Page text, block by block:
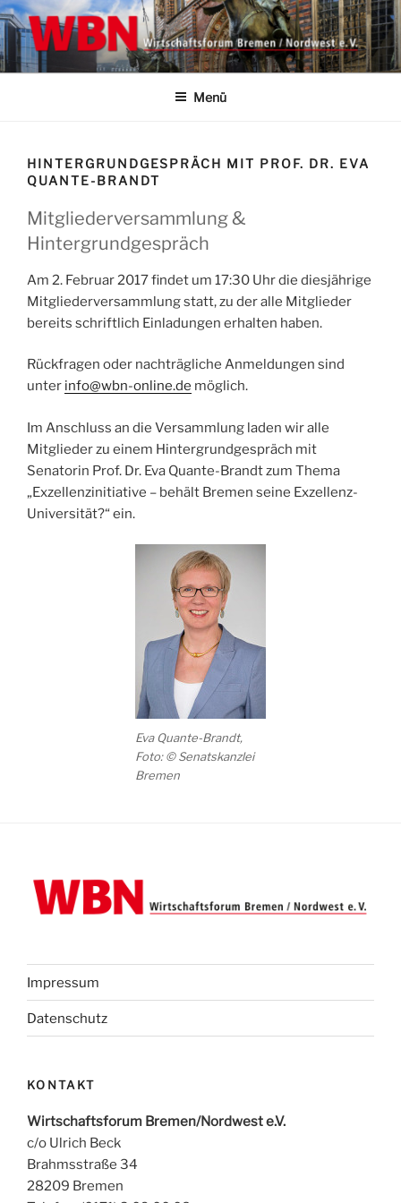
Zum
Inhalt
springen
WBN | WIRTSCHAFTSFORUM
BREMEN NORDWEST E.V.
Wirtschaftsforum Bremen/Nordwest e.V.
Menü
HINTERGRUNDGESPRÄCH MIT PROF. DR. EVA
QUANTE-BRANDT
Mitgliederversammlung &
Hintergrundgespräch
Am 2. Februar 2017 findet um 17:30 Uhr die diesjährige
Mitgliederversammlung statt, zu der alle Mitglieder
bereits schriftlich Einladungen erhalten haben.
Rückfragen oder nachträgliche Anmeldungen sind
unter info@wbn-online.de möglich.
Im Anschluss an die Versammlung laden wir alle
Mitglieder zu einem Hintergrundgespräch mit
Senatorin Prof. Dr. Eva Quante-Brandt zum Thema
„Exzellenzinitiative – behält Bremen seine Exzellenz-
Universität?“ ein.
Eva Quante-Brandt,
Foto: © Senatskanzlei
Bremen
Impressum
Datenschutz
KONTAKT
Wirtschaftsforum Bremen/Nordwest e.V.
c/o Ulrich Beck
Brahmsstraße 34
28209 Bremen